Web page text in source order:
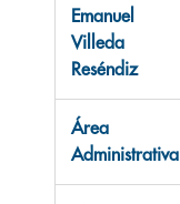
Emanuel
Villeda
Reséndiz
Área
Administrativa